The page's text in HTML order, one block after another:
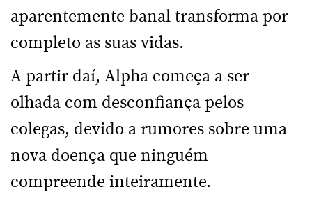
aparentemente banal transforma por
completo as suas vidas.
A partir daí, Alpha começa a ser
olhada com desconfiança pelos
colegas, devido a rumores sobre uma
nova doença que ninguém
compreende inteiramente.